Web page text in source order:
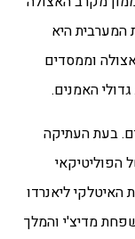
המערבית היא
וממסדים
האמנים.
בעת העתיקה
הפוליטיקאי
האיטלקי ליאנרדו
מדיצ'י והמלך